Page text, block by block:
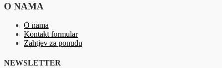
O NAMA
O nama
Kontakt formular
Zahtjev za ponudu
NEWSLETTER